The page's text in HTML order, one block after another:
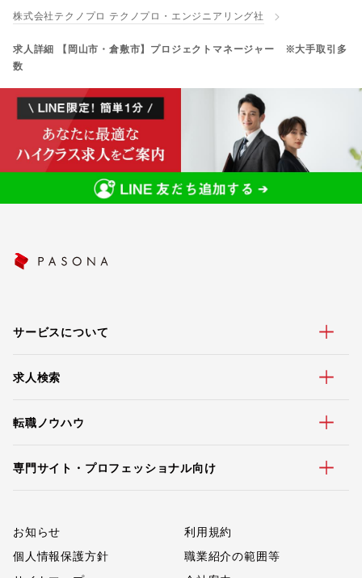
株式会社テクノプロ テクノプロ・エンジニアリング社
求人詳細 【岡山市・倉敷市】プロジェクトマネージャー ※大手取引多
数
サービスについて
求人検索
転職ノウハウ
専門サイト・プロフェッショナル向け
お知らせ
利用規約
個人情報保護方針
職業紹介の範囲等